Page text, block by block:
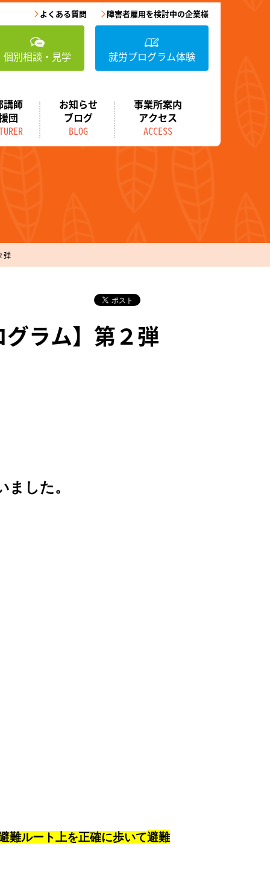
よくある質問 障害者雇用を検討中の企業様
個別相談・見学 就労プログラム体験
講師
団
お知らせ
ブログ
BLOG
事業所案内
アクセス
ACCESS
弾
ラム】第２弾
した。
難ルート上を正確に歩いて避難